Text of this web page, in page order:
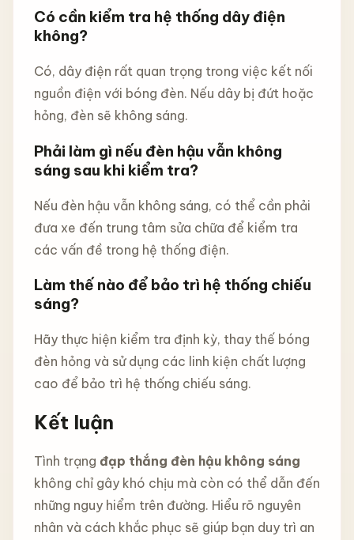
Có cần kiểm tra hệ thống dây điện
không?
Có, dây điện rất quan trọng trong việc kết nối
nguồn điện với bóng đèn. Nếu dây bị đứt hoặc
hỏng, đèn sẽ không sáng.
Phải làm gì nếu đèn hậu vẫn không
sáng sau khi kiểm tra?
Nếu đèn hậu vẫn không sáng, có thể cần phải
đưa xe đến trung tâm sửa chữa để kiểm tra
các vấn đề trong hệ thống điện.
Làm thế nào để bảo trì hệ thống chiếu
sáng?
Hãy thực hiện kiểm tra định kỳ, thay thế bóng
đèn hỏng và sử dụng các linh kiện chất lượng
cao để bảo trì hệ thống chiếu sáng.
Kết luận
Tình trạng đạp thắng đèn hậu không sáng
không chỉ gây khó chịu mà còn có thể dẫn đến
những nguy hiểm trên đường. Hiểu rõ nguyên
nhân và cách khắc phục sẽ giúp bạn duy trì an